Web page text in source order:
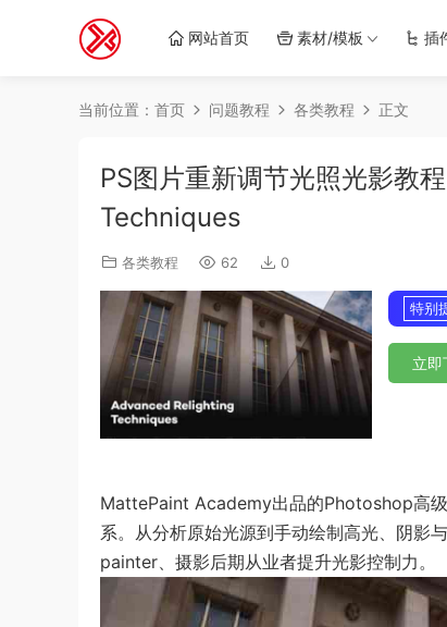
网站首页 素材/模板 插
当前位置： 首页 问题教程 各类教程 正文
PS图片重新调节光照光影
Techniques
各类教程 62 0
特别
立即
MattePaint Academy出品的Photoshop高
系。从分析原始光源到手动绘制高光、阴影
painter、摄影后期从业者提升光影控制力。